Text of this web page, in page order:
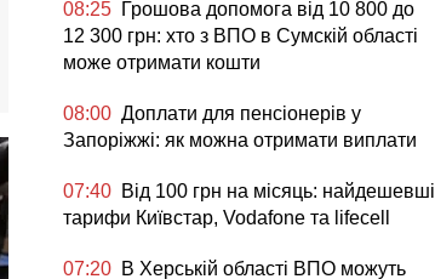
08:25 Грошова допомога від 10 800 до
12 300 грн: хто з ВПО в Сумскій області
може отримати кошти
08:00 Доплати для пенсіонерів у
Запоріжжі: як можна отримати виплати
07:40 Від 100 грн на місяць: найдешевші
тарифи Київстар, Vodafone та lifecell
07:20 В Херській області ВПО можуть